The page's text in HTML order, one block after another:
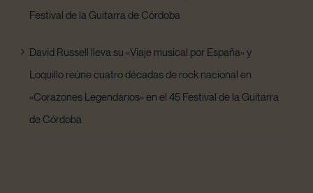
Festival de la Guitarra de Córdoba
David Russell lleva su «Viaje musical por España» y
Loquillo reúne cuatro décadas de rock nacional en
«Corazones Legendarios» en el 45 Festival de la Guitarra
de Córdoba